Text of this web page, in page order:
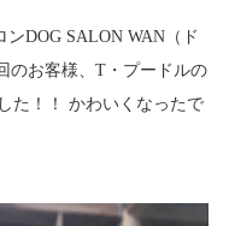
DOG SALON WAN（ド
客様、T・プードルの
た！！ かわいくなったで